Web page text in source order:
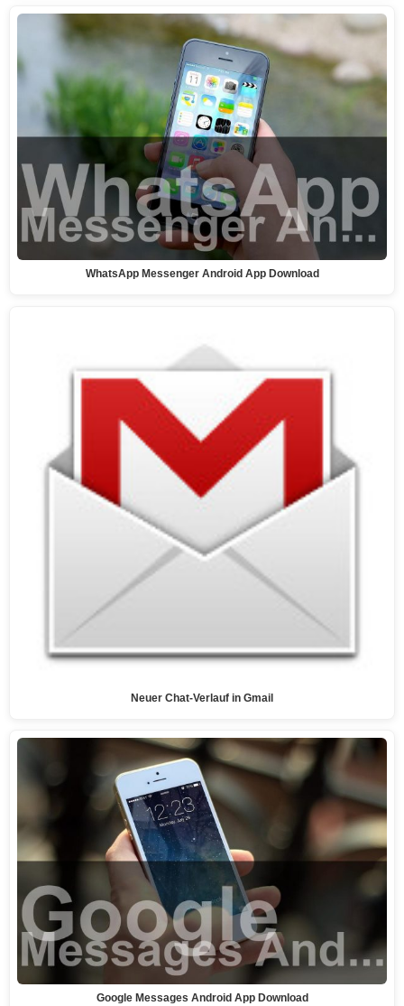
WhatsApp Messenger Android App Download
Neuer Chat-Verlauf in Gmail
Google Messages Android App Download